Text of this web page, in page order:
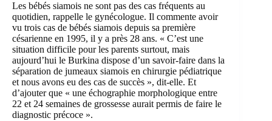
Les bébés siamois ne sont pas des cas fréquents au
quotidien, rappelle le gynécologue. Il commente avoir
vu trois cas de bébés siamois depuis sa première
césarienne en 1995, il y a près 28 ans. « C’est une
situation difficile pour les parents surtout, mais
aujourd’hui le Burkina dispose d’un savoir-faire dans la
séparation de jumeaux siamois en chirurgie pédiatrique
et nous avons eu des cas de succès », dit-elle. Et
d’ajouter que « une échographie morphologique entre
22 et 24 semaines de grossesse aurait permis de faire le
diagnostic précoce ».